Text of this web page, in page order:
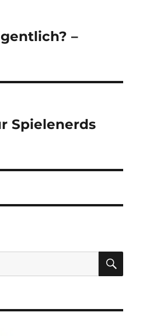
–
Spielenerds